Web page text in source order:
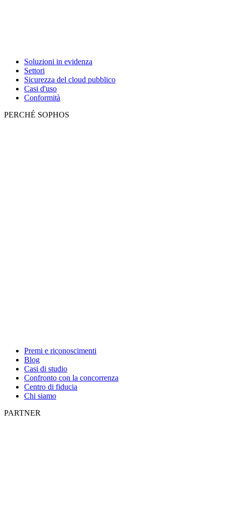
Soluzioni in evidenza
Settori
Sicurezza del cloud pubblico
Casi d'uso
Conformità
PERCHÉ SOPHOS
Premi e riconoscimenti
Blog
Casi di studio
Confronto con la concorrenza
Centro di fiducia
Chi siamo
PARTNER